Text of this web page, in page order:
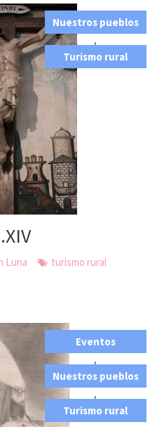
Nuestros pueblos
,
Turismo rural
Luna
turismo rural
Eventos
,
Nuestros pueblos
,
Turismo rural